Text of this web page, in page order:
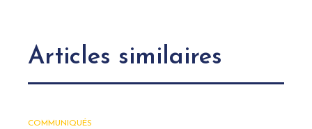
Articles similaires
COMMUNIQUÉS